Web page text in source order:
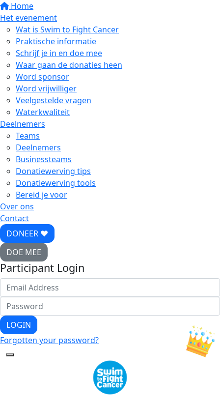
Home
Het evenement
Wat is Swim to Fight Cancer
Praktische informatie
Schrijf je in en doe mee
Waar gaan de donaties heen
Word sponsor
Word vrijwilliger
Veelgestelde vragen
Waterkwaliteit
Deelnemers
Teams
Deelnemers
Businessteams
Donatiewerving tips
Donatiewerving tools
Bereid je voor
Over ons
Contact
DONEER ♥
DOE MEE
Participant Login
LOGIN
Forgotten your password?